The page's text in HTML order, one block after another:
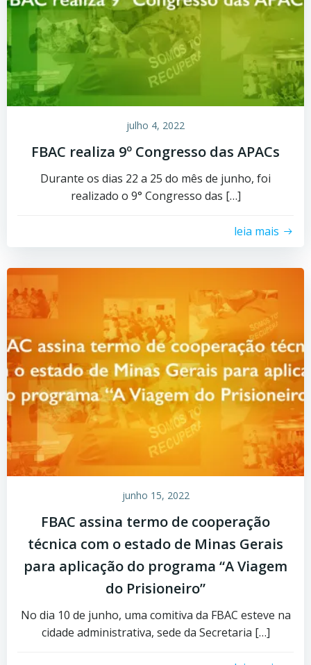
julho 4, 2022
FBAC realiza 9º Congresso das APACs
Durante os dias 22 a 25 do mês de junho, foi
realizado o 9° Congresso das […]
leia mais
junho 15, 2022
FBAC assina termo de cooperação
técnica com o estado de Minas Gerais
para aplicação do programa “A Viagem
do Prisioneiro”
No dia 10 de junho, uma comitiva da FBAC esteve na
cidade administrativa, sede da Secretaria […]